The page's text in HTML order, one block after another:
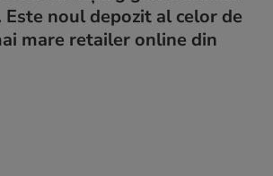
noul depozit al celor de
mare retailer online din